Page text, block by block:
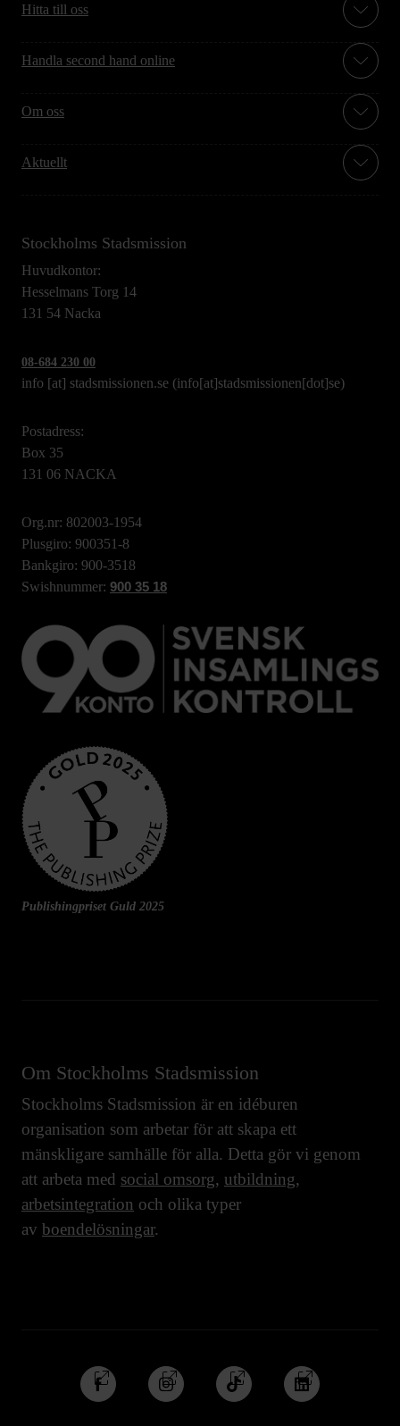
Hitta till oss
Handla second hand online
Om oss
Aktuellt
Stockholms Stadsmission
Huvudkontor:
Hesselmans Torg 14
131 54 Nacka
08-684 230 00
info [at] stadsmissionen.se (info[at]stadsmissionen[dot]se)
Postadress:
Box 35
131 06 NACKA
Org.nr: 802003-1954
Plusgiro: 900351-8
Bankgiro: 900-3518
Swishnummer: 900 35 18
Publishingpriset Guld 2025
Om Stockholms Stadsmission
Stockholms Stadsmission är en idéburen
organisation som arbetar för att skapa ett
mänskligare samhälle för alla. Detta gör vi genom
att arbeta med social omsorg, utbildning,
arbetsintegration och olika typer
av boendelösningar.
Följ
oss
Följ
oss
Följ
oss
Följ
oss